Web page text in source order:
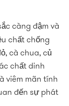
càng đậm và
chất chống
cà chua, củ
chất dinh
viêm mãn tính
đến sự phát